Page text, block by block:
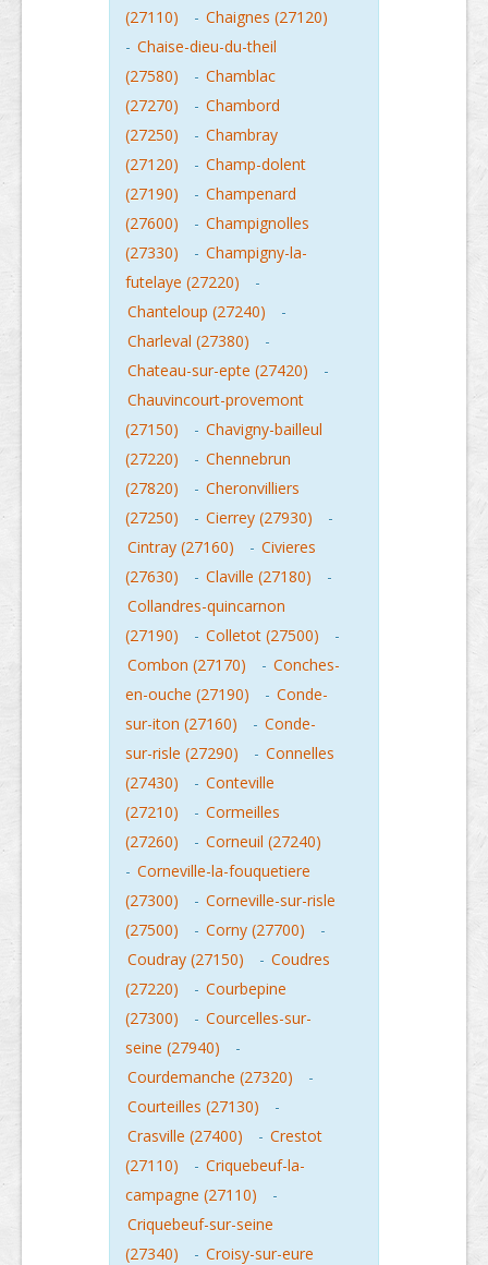
(27110)
- Chaignes (27120)
- Chaise-dieu-du-theil
(27580)
- Chamblac
(27270)
- Chambord
(27250)
- Chambray
(27120)
- Champ-dolent
(27190)
- Champenard
(27600)
- Champignolles
(27330)
- Champigny-la-
futelaye (27220)
-
Chanteloup (27240)
-
Charleval (27380)
-
Chateau-sur-epte (27420)
-
Chauvincourt-provemont
(27150)
- Chavigny-bailleul
(27220)
- Chennebrun
(27820)
- Cheronvilliers
(27250)
- Cierrey (27930)
-
Cintray (27160)
- Civieres
(27630)
- Claville (27180)
-
Collandres-quincarnon
(27190)
- Colletot (27500)
-
Combon (27170)
- Conches-
en-ouche (27190)
- Conde-
sur-iton (27160)
- Conde-
sur-risle (27290)
- Connelles
(27430)
- Conteville
(27210)
- Cormeilles
(27260)
- Corneuil (27240)
- Corneville-la-fouquetiere
(27300)
- Corneville-sur-risle
(27500)
- Corny (27700)
-
Coudray (27150)
- Coudres
(27220)
- Courbepine
(27300)
- Courcelles-sur-
seine (27940)
-
Courdemanche (27320)
-
Courteilles (27130)
-
Crasville (27400)
- Crestot
(27110)
- Criquebeuf-la-
campagne (27110)
-
Criquebeuf-sur-seine
(27340)
- Croisy-sur-eure